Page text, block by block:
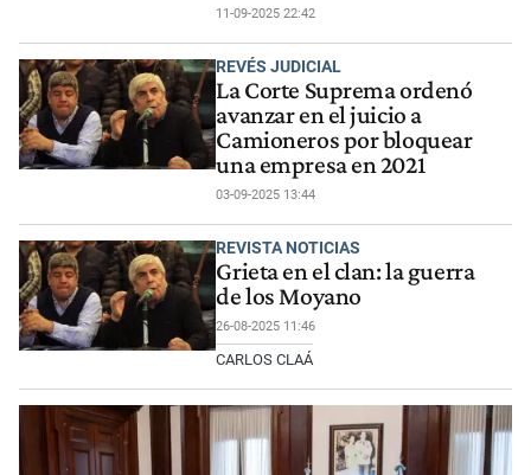
11-09-2025 22:42
REVÉS JUDICIAL
La Corte Suprema ordenó
avanzar en el juicio a
Camioneros por bloquear
una empresa en 2021
03-09-2025 13:44
REVISTA NOTICIAS
Grieta en el clan: la guerra
de los Moyano
26-08-2025 11:46
CARLOS CLAÁ